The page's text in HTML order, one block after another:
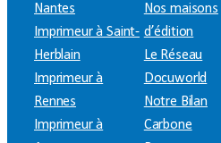
Nantes
Imprimeur à Saint-
Herblain
Imprimeur à
Rennes
Imprimeur à
Nos maisons
d’édition
Le Réseau
Docuworld
Notre Bilan
Carbone